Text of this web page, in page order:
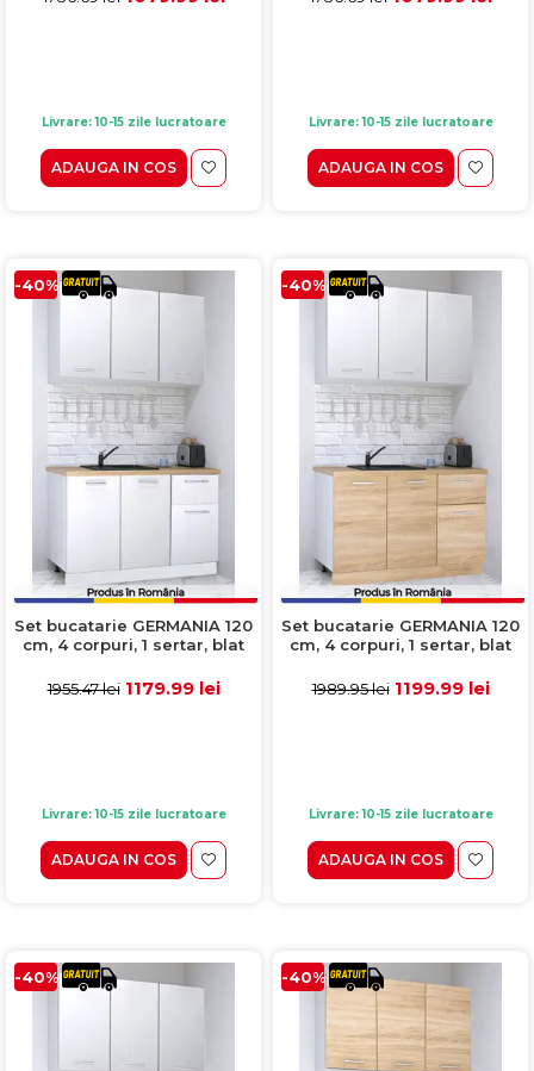
Livrare: 10-15 zile lucratoare
ADAUGA IN COS
Livrare: 10-15 zile lucratoare
ADAUGA IN COS
-40%
Set bucatarie GERMANIA 120
cm, 4 corpuri, 1 sertar, blat
1955.47 lei 1179.99 lei
Livrare: 10-15 zile lucratoare
ADAUGA IN COS
-40%
Set bucatarie GERMANIA 120
cm, 4 corpuri, 1 sertar, blat
1989.95 lei 1199.99 lei
Livrare: 10-15 zile lucratoare
ADAUGA IN COS
-40% -40%